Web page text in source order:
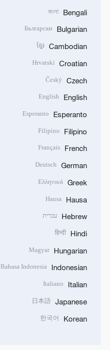
Bengali
বাংলা
Bulgarian
Български
Cambodian
ខ្មែរ
Croatian
Hrvatski
Czech
Český
English
English
Esperanto
Esperanto
Filipino
Filipino
French
Français
German
Deutsch
Greek
Ελληνικά
Hausa
Hausa
Hebrew עברית
Hindi
हिन्दी
Hungarian
Magyar
Indonesian
Bahasa Indonesia
Italian
Italiano
Japanese
日本語
Korean
한국어